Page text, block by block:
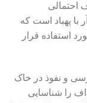
احتمالی
با پهباد است که
استفاده قرار
و نفوذ در خاک
را شناسایی